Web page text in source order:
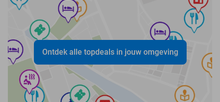
Ontdek alle topdeals in jouw omgeving